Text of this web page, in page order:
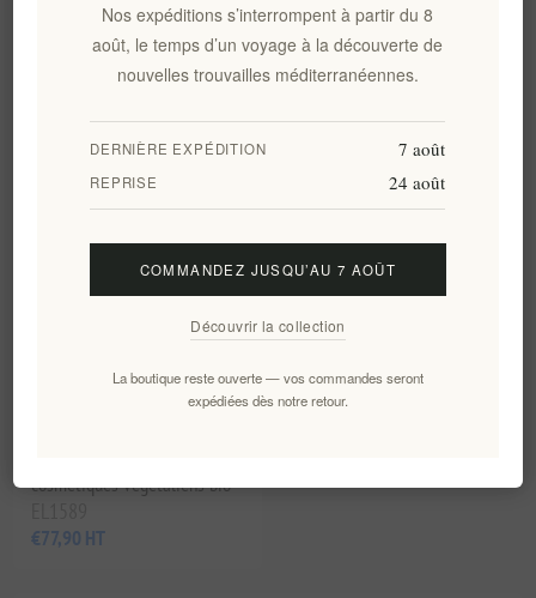
Huile Sèche à l'Eclat
Scintillant et à l'Olive Bio
KOHO 100ml
Brume corporelle à l'huile
d'olive bio KOHO 150ml
cosmétiques végétaliens bio
€77,90 HT
Nos expéditions s’interrompent à partir du 8
août, le temps d’un voyage à la découverte de
nouvelles trouvailles méditerranéennes.
DERNIÈRE EXPÉDITION 7 août
REPRISE 24 août
COMMANDEZ JUSQU’AU 7 AOÛT
Découvrir la collection
La boutique reste ouverte — vos commandes seront
expédiées dès notre retour.